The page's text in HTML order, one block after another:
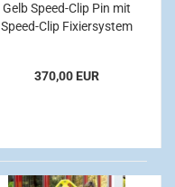
Gelb Speed-Clip Pin mit
Speed-Clip Fixiersystem
370,00 EUR